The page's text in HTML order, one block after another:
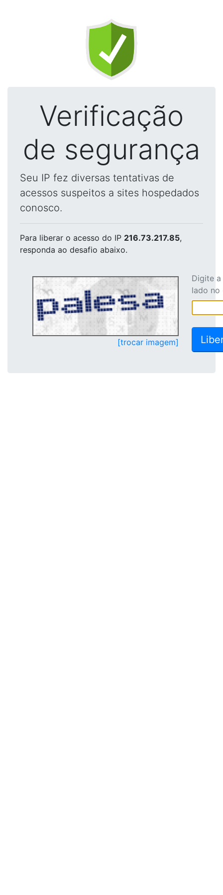
Verificação
de segurança
Seu IP fez diversas tentativas de
acessos suspeitos a sites hospedados
conosco.
Para liberar o acesso do IP 216.73.217.85,
responda ao desafio abaixo.
[trocar imagem]
Digite
lado no